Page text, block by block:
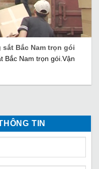
Bắc Nam trọn gói
Bắc Nam trọn gói.Vận
TIN